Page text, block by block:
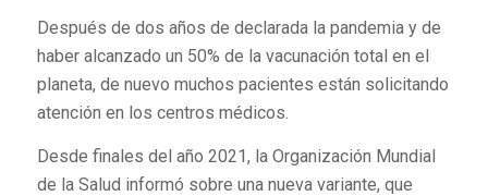
Después de dos años de declarada la pandemia y de
haber alcanzado un 50% de la vacunación total en el
planeta, de nuevo muchos pacientes están solicitando
atención en los centros médicos.
Desde finales del año 2021, la Organización Mundial
de la Salud informó sobre una nueva variante, que